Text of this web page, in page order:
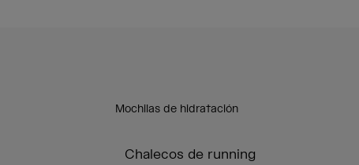
Mochilas de hidratación
Chalecos de running